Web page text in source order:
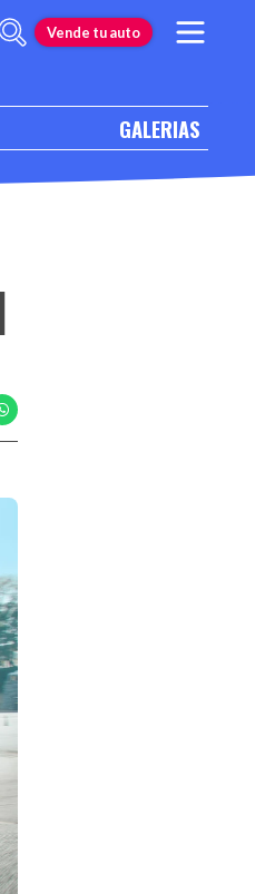
Vende tu auto
GALERIAS